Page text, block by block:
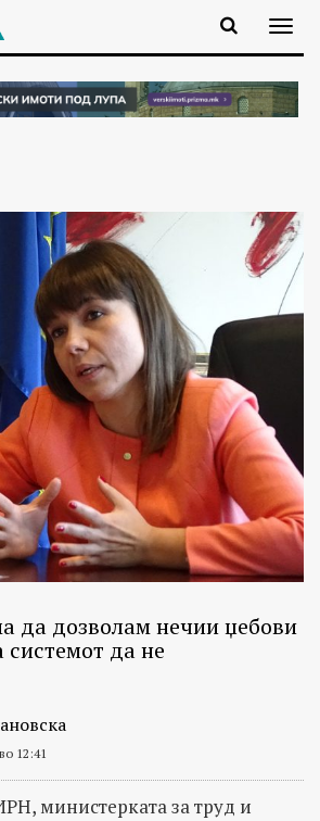
да дозволам нечии џебови
системот да не
12:41
министерката за труд и